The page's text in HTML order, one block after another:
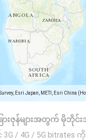
Esri Japan, METI, Esri China
ားဇုန်များအတွက် မိုဘိုင်းအ
/ 4G / 5G bitrates